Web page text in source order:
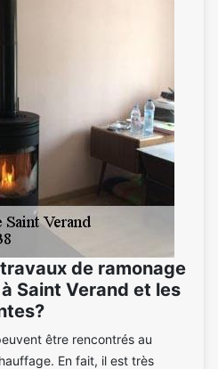
de ramonage
Saint Verand et les
être rencontrés au
En fait, il est très